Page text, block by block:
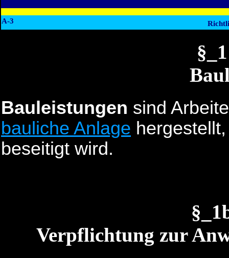
A-3
Bauleistungen sind
bauliche Anlage
beseitigt wird.
Verpflichtung zur